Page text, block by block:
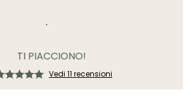
.
TI PIACCIONO!
Vedi 11 recensioni